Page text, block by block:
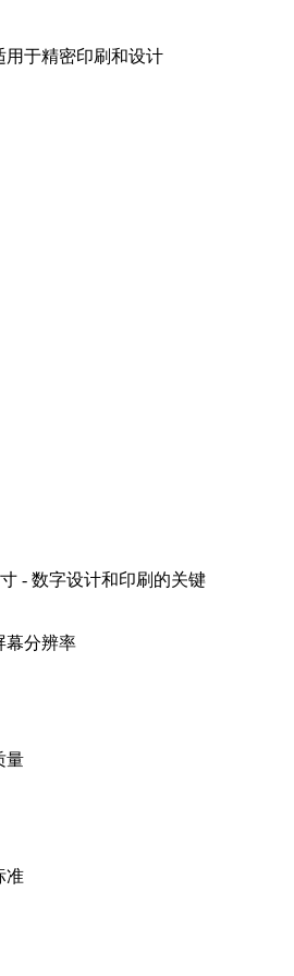
用于精密印刷和设计
- 数字设计和印刷的关键
幕分辨率
量
准